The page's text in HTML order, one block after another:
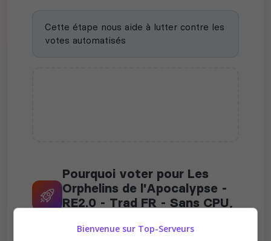
Cette étape nous aide à lutter contre les
votes automatisés
Pourquoi voter pour Les
Orphelins de l'Apocalypse -
RE2.0 - Trad FR - Sans CPU,
Bienvenue sur Top-Serveurs